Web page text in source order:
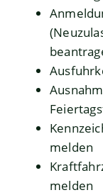
melden
melden